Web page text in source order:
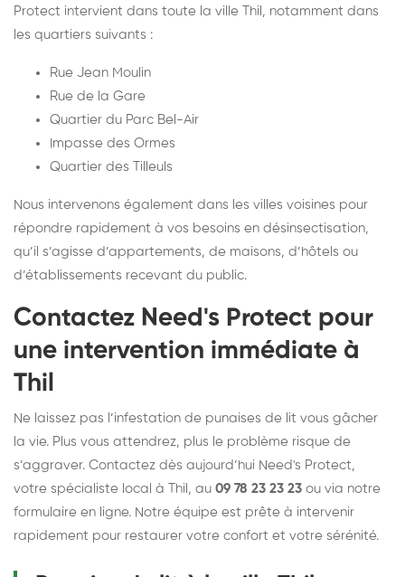
Protect intervient dans toute la ville Thil, notamment dans
les quartiers suivants :
Rue Jean Moulin
Rue de la Gare
Quartier du Parc Bel-Air
Impasse des Ormes
Quartier des Tilleuls
Nous intervenons également dans les villes voisines pour
répondre rapidement à vos besoins en désinsectisation,
qu’il s’agisse d’appartements, de maisons, d’hôtels ou
d’établissements recevant du public.
Contactez Need's Protect pour
une intervention immédiate à
Thil
Ne laissez pas l’infestation de punaises de lit vous gâcher
la vie. Plus vous attendrez, plus le problème risque de
s’aggraver. Contactez dès aujourd’hui Need's Protect,
votre spécialiste local à Thil, au 09 78 23 23 23 ou via notre
formulaire en ligne. Notre équipe est prête à intervenir
rapidement pour restaurer votre confort et votre sérénité.